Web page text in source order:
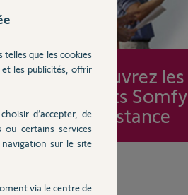
Découvrez les
forfaits Somfy
Assistance
que les cookies
les publicités, offrir
d’accepter, de
certains services
sur le site
via le centre de